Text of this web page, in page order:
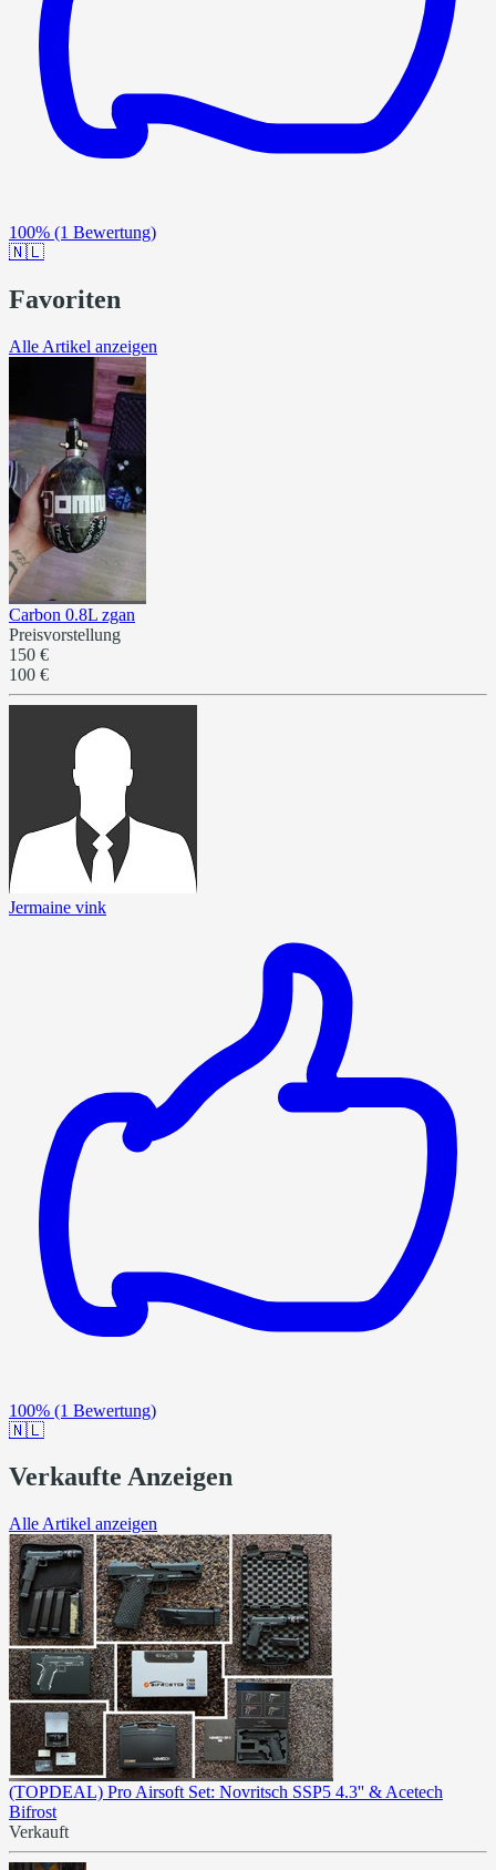
100% (1 Bewertung)
🇳🇱
Favoriten
Alle Artikel anzeigen
Carbon 0.8L zgan
Preisvorstellung
150 €
100 €
Jermaine vink
100% (1 Bewertung)
🇳🇱
Verkaufte Anzeigen
Alle Artikel anzeigen
(TOPDEAL) Pro Airsoft Set: Novritsch SSP5 4.3'' & Acetech
Bifrost
Verkauft